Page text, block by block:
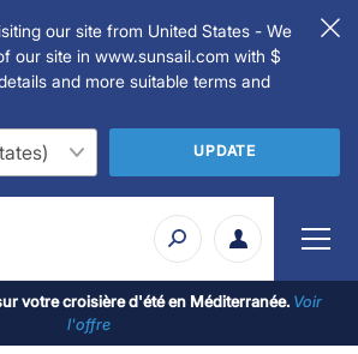
our site from United States - We
our site in www.sunsail.com with $
and more suitable terms and
UPDATE
votre croisière d'été en Méditerranée. Voir
l'offre